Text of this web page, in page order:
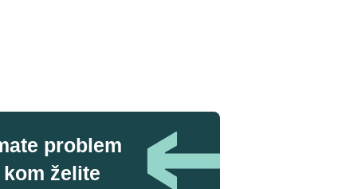
problem
kom želite